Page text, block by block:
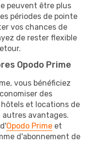
peuvent être plus
périodes de pointe
vos chances de
de rester flexible
Opodo Prime
vous bénéficiez
des
et locations de
avantages.
Opodo Prime et
d'abonnement de